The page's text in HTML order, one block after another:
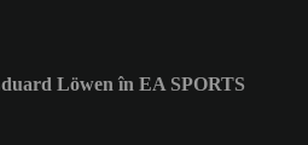
Löwen în EA SPORTS